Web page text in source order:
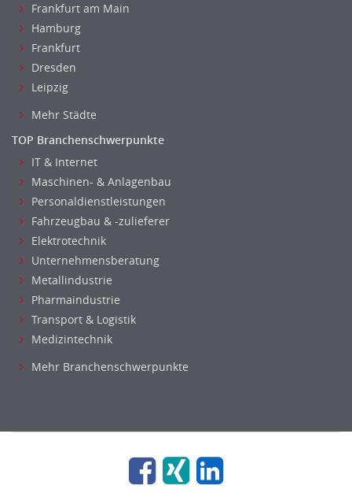
Frankfurt am Main
Hamburg
Frankfurt
Dresden
Leipzig
Mehr Städte
TOP Branchenschwerpunkte
IT & Internet
Maschinen- & Anlagenbau
Personaldienstleistungen
Fahrzeugbau & -zulieferer
Elektrotechnik
Unternehmensberatung
Metallindustrie
Pharmaindustrie
Transport & Logistik
Medizintechnik
Mehr Branchenschwerpunkte